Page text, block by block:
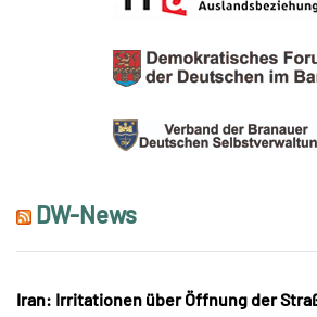
DW-News
Iran: Irritationen über Öffnung der